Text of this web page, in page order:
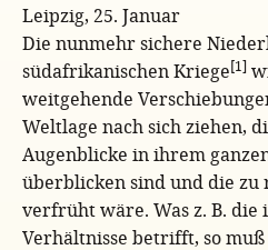
Leipzig, 25. Januar
Die nunmehr sichere
südafrikanischen Kriege[1]
weitgehende
Weltlage nach sich ziehen,
Augenblicke in ihrem
überblicken sind und die zu
verfrüht wäre. Was z. B.
Verhältnisse betrifft, so